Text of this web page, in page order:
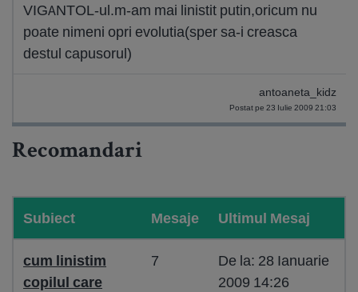
VIGANTOL-ul.m-am mai linistit putin,oricum nu
poate nimeni opri evolutia(sper sa-i creasca
destul capusorul)
antoaneta_kidz
Postat pe 23 Iulie 2009 21:03
Recomandari
Subiect Mesaje Ultimul Mesaj
cum linistim
copilul care
7
De la: 28 Ianuarie
2009 14:26